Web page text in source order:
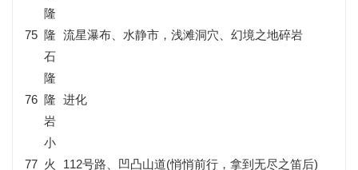
75
隆
隆
石
流星瀑布、水静市，浅滩洞穴、幻境之地碎岩
76
隆
隆
岩
进化
77
小
火
112号路、凹凸山道(悄悄前行，拿到无尽之笛后)